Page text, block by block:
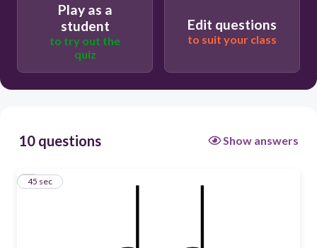
Play as a
student
to try out the
quiz
Edit questions
to suit your class
10 questions Show answers
1
45 sec